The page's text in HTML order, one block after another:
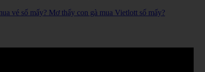
vé số mấy? Mơ thấy con gà mua Vietlott số mấy?